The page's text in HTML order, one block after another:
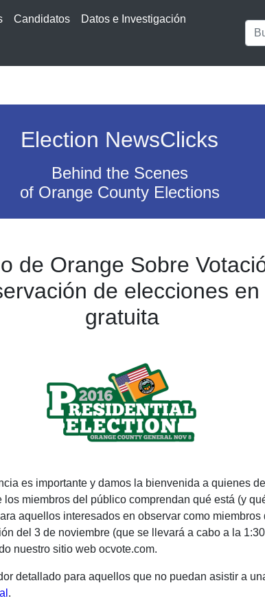
Candidatos Datos e Investigación
Election NewsClicks
Behind the Scenes
of Orange County Elections
de Orange Sobre
de elecciones
gratuita
es importante y damos la bienvenida a quienes
miembros del público comprendan qué está (y
aquellos interesados ​​en observar como
del 3 de noviembre (que se llevará a cabo a la
nuestro sitio web ocvote.com.
detallado para aquellos que no puedan asistir a
.